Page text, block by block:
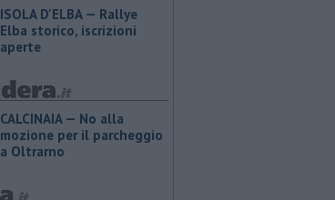
ISOLA D'ELBA — Rallye
Elba storico, iscrizioni
aperte
CALCINAIA — No alla
mozione per il parcheggio
a Oltrarno